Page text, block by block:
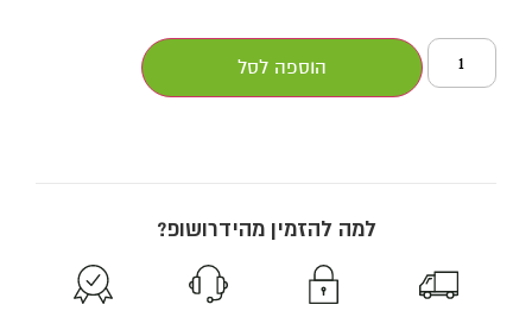
הוספה לסל
למה להזמין מהידרושופ?